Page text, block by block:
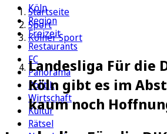
Köln
Region
Freizeit
Restaurants
FC
Panorama
Politik
Wirtschaft
Kultur
Rätsel
Startseite
Sport
Kölner Sport
Landesliga Für die
Köln gibt es im
kaum noch